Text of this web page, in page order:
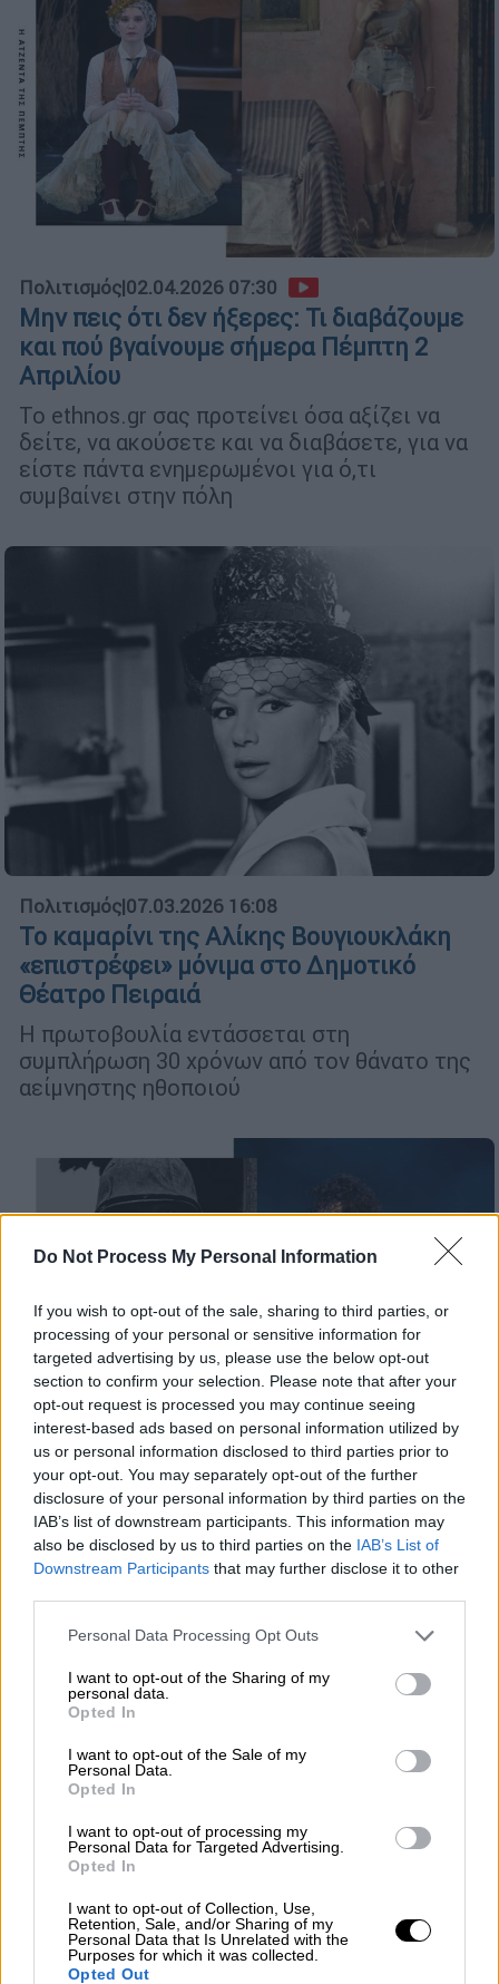
Do Not Process My Personal Information
If you wish to opt-out of the sale, sharing to third parties, or
processing of your personal or sensitive information for
targeted advertising by us, please use the below opt-out
section to confirm your selection. Please note that after your
opt-out request is processed you may continue seeing
interest-based ads based on personal information utilized by
us or personal information disclosed to third parties prior to
your opt-out. You may separately opt-out of the further
disclosure of your personal information by third parties on the
IAB’s list of downstream participants. This information may
also be disclosed by us to third parties on the IAB’s List of
Downstream Participants that may further disclose it to other
Please note that this website/app uses one or more Google
not limited to your visit or usage behaviour. You may click to
grant or deny consent to Google and its third-party tags to
use your data for below specified purposes in below Google
consent section.
Personal Data Processing Opt Outs
I want to opt-out of the Sharing of my
personal data.
Opted In
I want to opt-out of the Sale of my
Personal Data.
Opted In
I want to opt-out of processing my
Personal Data for Targeted Advertising.
Opted In
I want to opt-out of Collection, Use,
Retention, Sale, and/or Sharing of my
Personal Data that Is Unrelated with the
Purposes for which it was collected.
Opted Out
Πολιτισμός|02.04.2026 07:30
Μην πεις ότι δεν ήξερες: Τι διαβάζουμε
και πού βγαίνουμε σήμερα Πέμπτη 2
Απριλίου
Το ethnos.gr σας προτείνει όσα αξίζει να
δείτε, να ακούσετε και να διαβάσετε, για να
είστε πάντα ενημερωμένοι για ό,τι
συμβαίνει στην πόλη
Πολιτισμός|07.03.2026 16:08
Το καμαρίνι της Αλίκης Βουγιουκλάκη
«επιστρέφει» μόνιμα στο Δημοτικό
Θέατρο Πειραιά
Η πρωτοβουλία εντάσσεται στη
συμπλήρωση 30 χρόνων από τον θάνατο της
αείμνηστης ηθοποιού
Πολιτισμός|03.03.2026 07:30
Μην πεις ότι δεν ήξερες: Τι διαβάζουμε
και πού βγαίνουμε σήμερα Τρίτη;
Το ethnos.gr σας προτείνει όσα αξίζει να
δείτε, να ακούσετε και να διαβάσετε, για να
είστε πάντα ενημερωμένοι για ό,τι
συμβαίνει στην πόλη